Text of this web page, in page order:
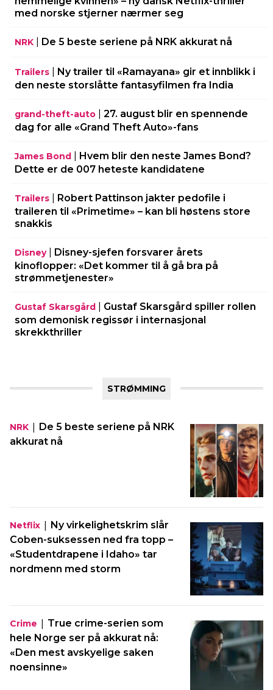
med norske stjerner nærmer seg
NRK De 5 beste seriene på NRK akkurat nå
Trailers
Ny trailer til «Ramayana» gir et innblikk i
den neste storslåtte fantasyfilmen fra India
grand-theft-auto
27. august blir en spennende
dag for alle «Grand Theft Auto»-fans
James Bond
Hvem blir den neste James Bond?
Dette er de 007 heteste kandidatene
Trailers
Robert Pattinson jakter pedofile i
traileren til «Primetime» – kan bli høstens store
snakkis
Disney| Disney-sjefen forsvarer årets
kinoflopper: «Det kommer til å gå bra på
strømmetjenester»
Gustaf Skarsgård
Gustaf Skarsgård spiller rollen
som demonisk regissør i internasjonal
skrekkthriller
STRØMMING
NRK | De 5 beste seriene på NRK
akkurat nå
Netflix | Ny virkelighetskrim slår
Coben-suksessen ned fra topp –
«Studentdrapene i Idaho» tar
nordmenn med storm
Crime | True crime-serien som
hele Norge ser på akkurat nå:
«Den mest avskyelige saken
noensinne»